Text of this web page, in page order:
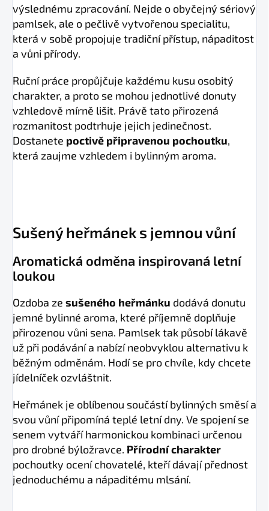
výslednému zpracování. Nejde o obyčejný sériový
pamlsek, ale o pečlivě vytvořenou specialitu,
která v sobě propojuje tradiční přístup, nápaditost
a vůni přírody.
Ruční práce propůjčuje každému kusu osobitý
charakter, a proto se mohou jednotlivé donuty
vzhledově mírně lišit. Právě tato přirozená
rozmanitost podtrhuje jejich jedinečnost.
Dostanete poctivě připravenou pochoutku,
která zaujme vzhledem i bylinným aroma.
Sušený heřmánek s jemnou vůní
Aromatická odměna inspirovaná letní
loukou
Ozdoba ze sušeného heřmánku dodává donutu
jemné bylinné aroma, které příjemně doplňuje
přirozenou vůni sena. Pamlsek tak působí lákavě
už při podávání a nabízí neobvyklou alternativu k
běžným odměnám. Hodí se pro chvíle, kdy chcete
jídelníček ozvláštnit.
Heřmánek je oblíbenou součástí bylinných směsí a
svou vůní připomíná teplé letní dny. Ve spojení se
senem vytváří harmonickou kombinaci určenou
pro drobné býložravce. Přírodní charakter
pochoutky ocení chovatelé, kteří dávají přednost
jednoduchému a nápaditému mlsání.